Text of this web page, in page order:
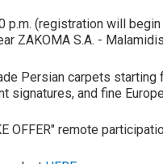
(registration will
ZAKOMA S.A. -
Persian carpets
signatures, and fine
remote